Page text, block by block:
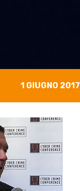
1 GIUGNO 2017